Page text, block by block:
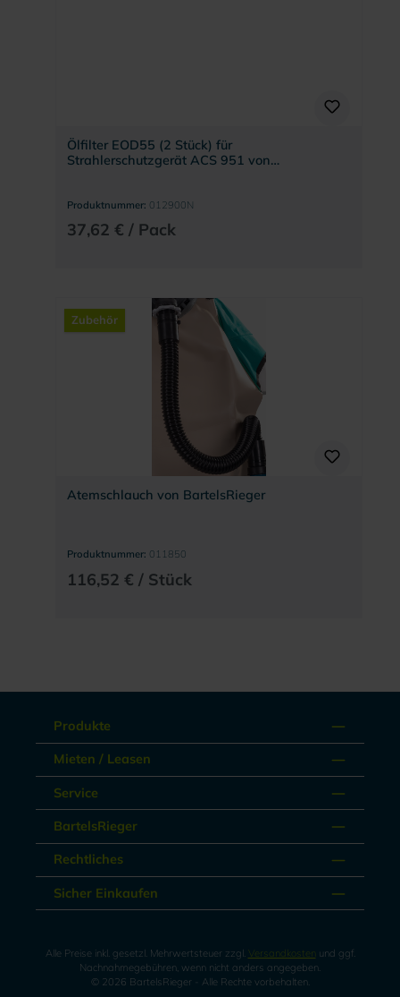
Ölfilter EOD55 (2 Stück) für
Strahlerschutzgerät ACS 951 von
Produktnummer: 012900N
37,62 € / Pack
Zubehör
Atemschlauch von BartelsRieger
Produktnummer: 011850
116,52 € / Stück
Produkte
Mieten / Leasen
Service
BartelsRieger
Rechtliches
Sicher Einkaufen
Alle Preise inkl. gesetzl. Mehrwertsteuer zzgl. Versandkosten und ggf.
Nachnahmegebühren, wenn nicht anders angegeben.
© 2026 BartelsRieger - Alle Rechte vorbehalten.